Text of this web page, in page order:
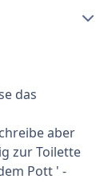
das
aber
zur Toilette
Pott ' -